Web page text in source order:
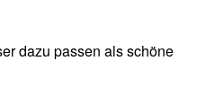
dazu passen als schöne